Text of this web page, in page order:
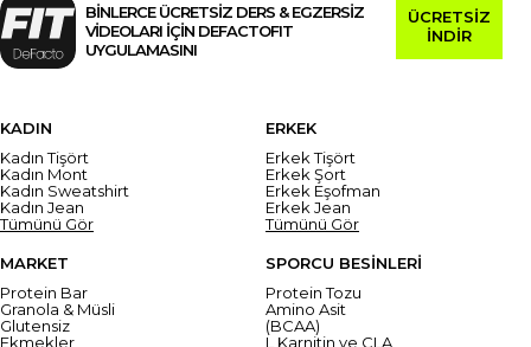
BİNLERCE ÜCRETSİZ DERS & EGZERSİZ
VİDEOLARI İÇİN DEFACTOFIT
UYGULAMASINI
ÜCRETSİZ
İNDİR
KADIN
Kadın Tişört
Kadın Mont
Kadın Sweatshirt
Kadın Jean
Tümünü Gör
ERKEK
Erkek Tişört
Erkek Şort
Erkek Eşofman
Erkek Jean
Tümünü Gör
MARKET
Protein Bar
Granola & Müsli
Glutensiz
Ekmekler
SPORCU BESİNLERİ
Protein Tozu
Amino Asit
(BCAA)
L Karnitin ve CLA